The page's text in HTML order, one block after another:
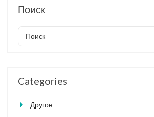
Поиск
Categories
Другое